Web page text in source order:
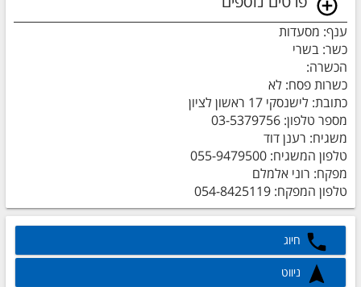
ענף: מסעדות
כשר: בשרי
הכשרה:
כשרות פסח: לא
כתובת: לישנסקי 17 ראשון לציון
מספר טלפון: 03-5379756
משגיח: רענן דוד
טלפון המשגיח: 055-9479500
מפקח: רוני אלמלם
טלפון המפקח: 054-8425119
חיוג
ניווט